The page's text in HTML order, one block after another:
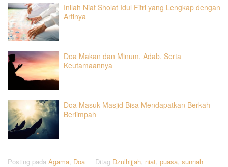
Inilah Niat Sholat Idul Fitri yang Lengkap dengan
Artinya
Doa Makan dan Minum, Adab, Serta
Keutamaannya
Doa Masuk Masjid Bisa Mendapatkan Berkah
Berlimpah
Posting pada Agama Doa Ditag Dzulhijjah niat puasa sunnah